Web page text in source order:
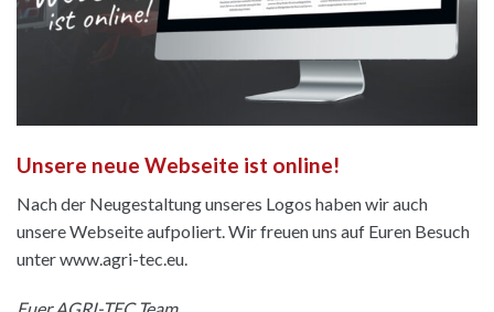
Unsere neue Webseite ist online!
Nach der Neugestaltung unseres Logos haben wir auch
unsere Webseite aufpoliert. Wir freuen uns auf Euren Besuch
unter www.agri-tec.eu.